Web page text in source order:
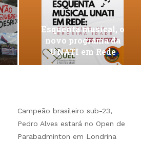
Esquenta musical, o
novo programa da
UNATI em Rede
Campeão brasileiro sub-23,
Pedro Alves estará no Open de
Parabadminton em Londrina